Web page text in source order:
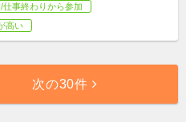
仕事終わりから参加
高い
次の30件